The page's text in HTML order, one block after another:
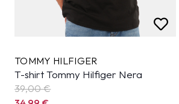
TOMMY HILFIGER
T-shirt Tommy Hilfiger Nera
39,00 €